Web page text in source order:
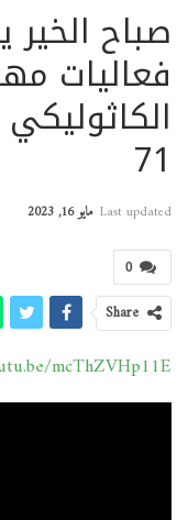
صباح
فعاليات
71
Last updated مايو 16, 2023
0
Share
mcThZVHp11E